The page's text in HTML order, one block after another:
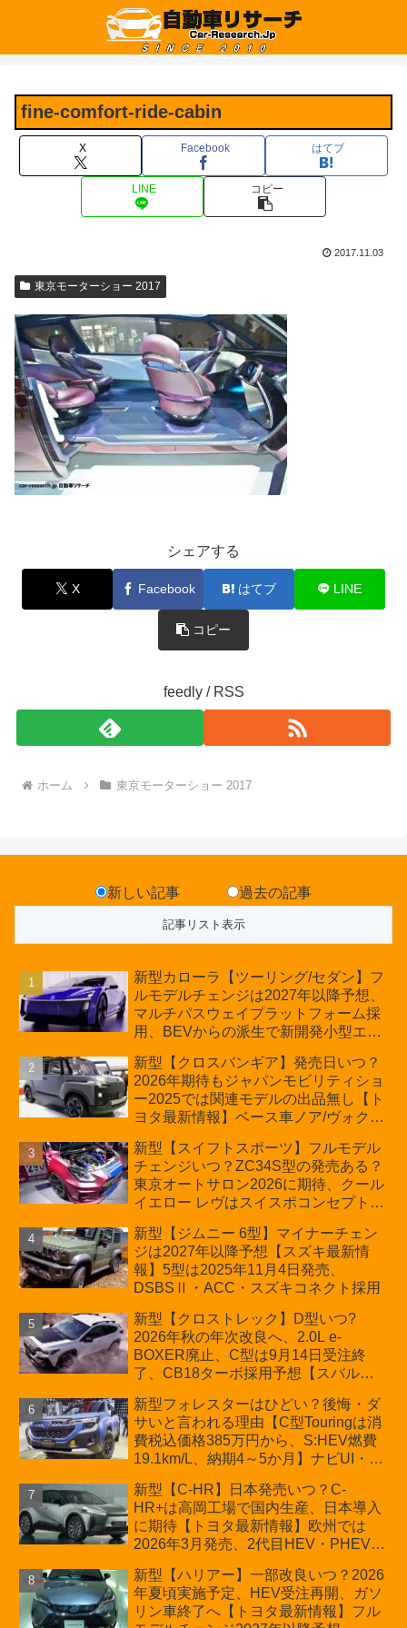
fine-comfort-ride-cabin
X Facebook はてブ
LINE コピー
2017.11.03
東京モーターショー 2017
シェアする
X Facebook はてブ LINE
コピー
feedly / RSS
ホーム 東京モーターショー 2017
新しい記事 過去の記事
新型カローラ【ツーリング/セダン】フ
ルモデルチェンジは2027年以降予想、
マルチパスウェイプラットフォーム採
用、BEVからの派生で新開発小型エン
の採用は無しか【トヨタ最新情報】60
周年記念車発売
新型【クロスバンギア】発売日いつ？
2026年期待もジャパンモビリティショ
ー2025では関連モデルの出品無し【ト
ヨタ最新情報】ベース車ノア/ヴォクシ
ほか「コア」と「ツール」、デリカ
D:5対抗のクロスオーバーSUVミニバ
ン
新型【スイフトスポーツ】フルモデル
チェンジいつ？ZC34S型の発売ある？
東京オートサロン2026に期待、クール
イエロー レヴはスイスポコンセプト
プが争点【スズキ最新情報】特別仕様
車「ZC33S Final Edition」終了
新型【ジムニー 6型】マイナーチェン
ジは2027年以降予想【スズキ最新情
報】5型は2025年11月4日発売、
DSBSⅡ・ACC・スズキコネクト採用
新型【クロストレック】D型いつ?
2026年秋の年次改良へ、2.0L e-
BOXER廃止、C型は9月14日受注終
了、CB18ターボ採用予想【スバル最
新型フォレスターはひどい？後悔・ダ
サいと言われる理由【C型Touringは消
費税込価格385万円から、S:HEV燃費
19.1km/L、納期4～5か月】ナビUI・冬
カーオブザイヤーとJNCAP大賞受賞後
も残る注意点
新型【C-HR】日本発売いつ？C-
HR+は高岡工場で国内生産、日本導入
に期待【トヨタ最新情報】欧州では
2026年3月発売、2代目HEV・PHEVは
新型【ハリアー】一部改良いつ？2026
年夏頃実施予定、HEV受注再開、ガソ
リン車終了へ【トヨタ最新情報】フル